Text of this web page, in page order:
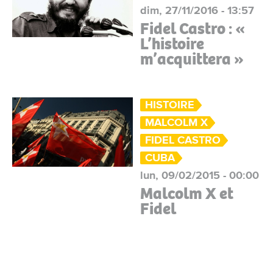
dim, 27/11/2016 - 13:57
Fidel Castro : «
L’histoire
m’acquittera »
HISTOIRE
MALCOLM X
FIDEL CASTRO
CUBA
lun, 09/02/2015 - 00:00
Malcolm X et
Fidel